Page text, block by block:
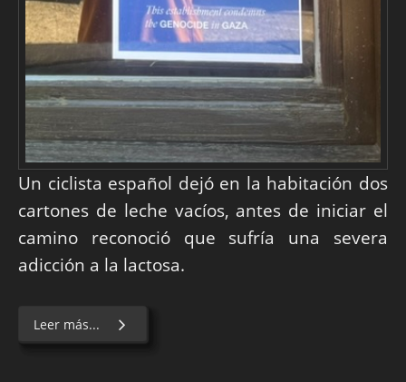
Un ciclista español dejó en la habitación dos
cartones de leche vacíos, antes de iniciar el
camino reconoció que sufría una severa
adicción a la lactosa.
Leer más...